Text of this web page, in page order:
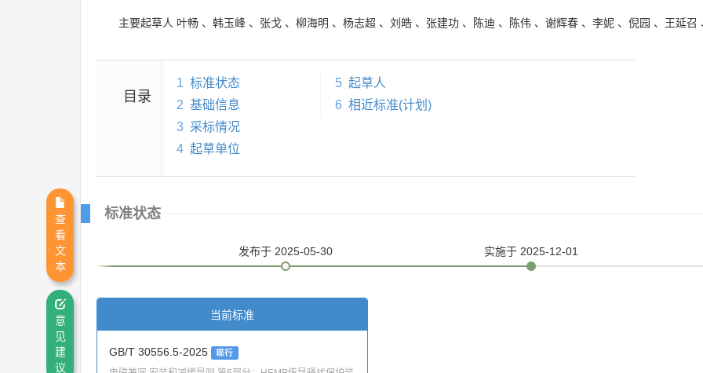
主要起草人 叶畅 、 韩玉峰 、 张戈 、 柳海明 、 杨志超 、 刘皓 、 张建功 、 陈迪 、 陈伟 、 谢辉春 、 李妮 、 倪园 、 王延召
目录
1 标准状态
2 基础信息
3 采标情况
4 起草单位
5 起草人
6 相近标准(计划)
标准状态
发布于 2025-05-30 实施于 2025-12-01
当前标准
GB/T 30556.5-2025 现行
查
看
文
本
意
见
建
议